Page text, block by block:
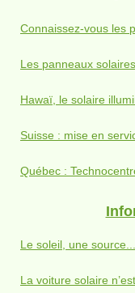
Connaissez-vous les
Les panneaux solaires
Hawaï, le solaire
Suisse : mise en
Québec :
Le soleil, une source...
La voiture solaire